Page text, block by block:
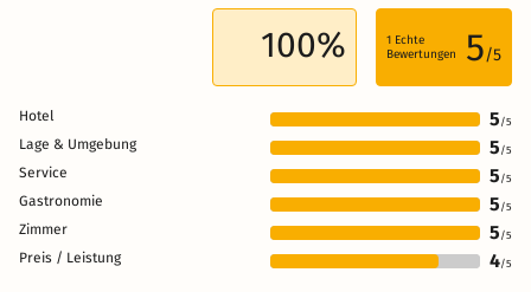
100% 1 Echte
Bewertungen
5/5
Hotel 5 /5
Lage & Umgebung 5 /5
Service 5 /5
Gastronomie 5 /5
Zimmer 5 /5
Preis / Leistung 4/5